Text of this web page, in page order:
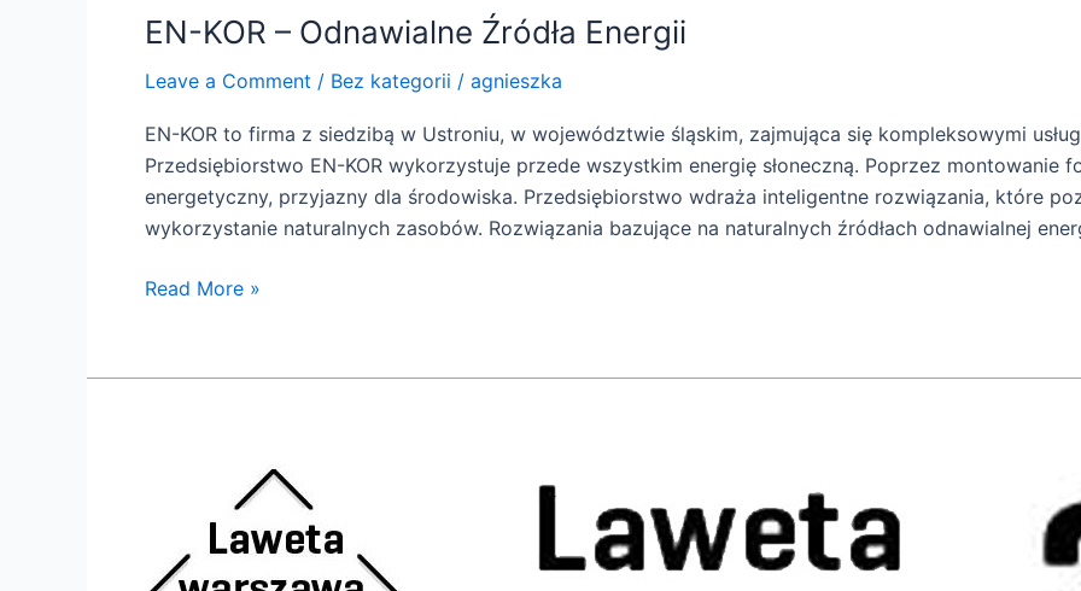
EN-KOR – Odnawialne Źródła Energii
Leave a Comment / Bez kategorii / agnieszka
EN-KOR to firma z siedzibą w Ustroniu, w województwie śląskim, zajmująca się kompleksowymi
Przedsiębiorstwo EN-KOR wykorzystuje przede wszystkim energię słoneczną. Poprzez
energetyczny, przyjazny dla środowiska. Przedsiębiorstwo wdraża inteligentne rozwiązania, które
wykorzystanie naturalnych zasobów. Rozwiązania bazujące na naturalnych źródłach odnawialnej
Read More »
Warszawa